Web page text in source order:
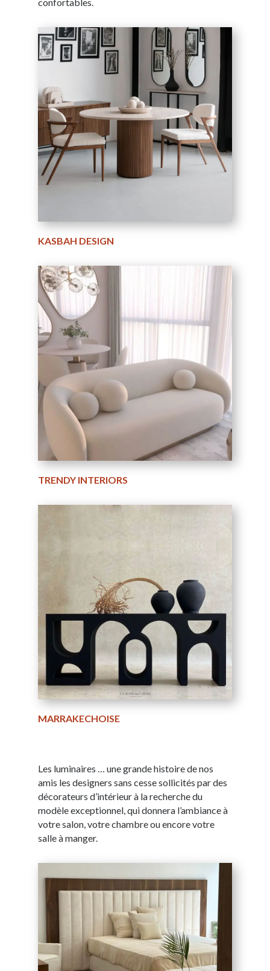
KASBAH DESIGN
TRENDY INTERIORS
MARRAKECHOISE
Les luminaires … une grande histoire de nos
amis les designers sans cesse sollicités par des
décorateurs d’intérieur à la recherche du
modèle exceptionnel, qui donnera l’ambiance à
votre salon, votre chambre ou encore votre
salle à manger.